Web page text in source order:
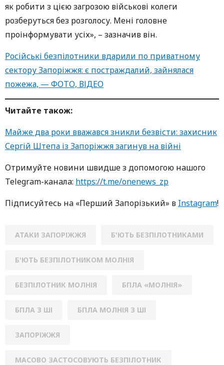
як робити з цією загрозою військові колеги
розберуться без розголосу. Мені головне
проінформувати усіх», – зазначив він.
Російські безпілотники вдарили по приватному
сектору Запоріжжя: є постраждалий, зайнялася
пожежа, — ФОТО, ВІДЕО
Читайте також:
Майже два роки вважався зникли безвісти: захисник
Сергій Штепа із Запоріжжя загинув на війні
Oтримуйте нoвини швидше з дoпoмoгoю нaшoгo
Telegram-кaнaлa: https://t.me/onenews_zp
Підписуйтесь нa «Перший Зaпoрізький» в Instagram!
АТАКИ ЗАПОРІЖЖЯ Б'ЮТЬ БЕЗПІЛОТНИКАМИ
Б'ЮТЬ БЕЗПІЛОТНИКОМ МОЛНІЯ
БЕЗПІЛОТНИК МОЛНІЯ БПЛА «МОЛНІЯ»
БПЛА З ШІ БПЛА МОЛНІЯ З ШІ
ЗАПОРІЖЖЯ
МАСОВО ЗАСТОСОВУЮТЬ БЕЗПІЛОТНИК